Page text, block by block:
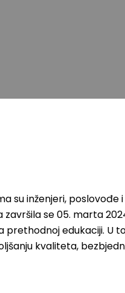
su inženjeri, poslovođe
završila se 05. marta
edukaciji. U
kvaliteta,